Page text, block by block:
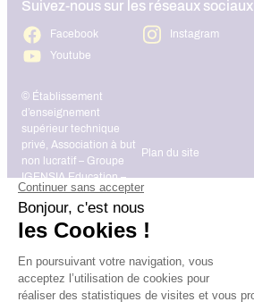
Suivez-nous sur les réseaux sociaux
Facebook Instagram
Youtube
© Établissement
d’enseignement
supérieur technique
privé, Association à but
non lucratif – Groupe
IGENSIA Education –
Mise à jour site :
Janvier 2026
Plan du site
Charte des données